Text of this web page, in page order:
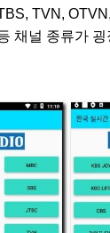
TVN,
채널 종류가